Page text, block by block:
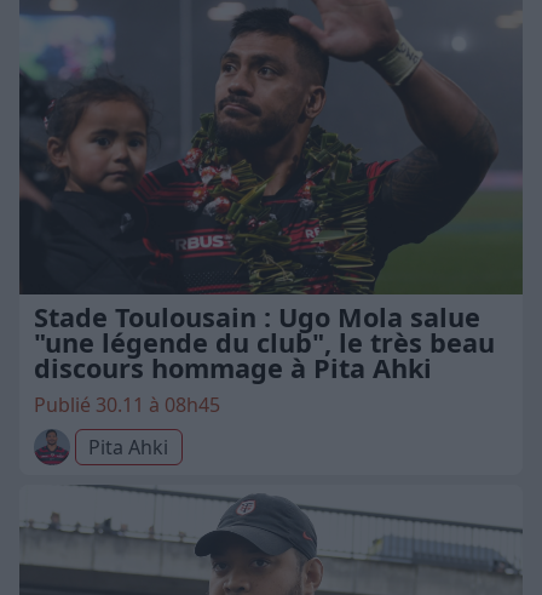
Stade Toulousain : Ugo Mola salue
"une légende du club", le très beau
discours hommage à Pita Ahki
Publié 30.11 à 08h45
Pita Ahki